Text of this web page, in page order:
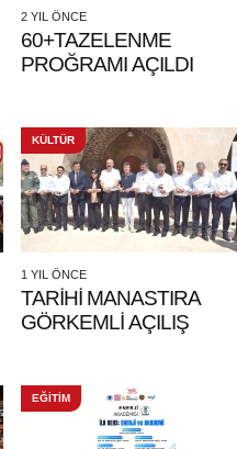
2 YIL ÖNCE
60+TAZELENME
PROĞRAMI AÇILDI
KÜLTÜR
1 YIL ÖNCE
TARİHİ MANASTIRA
GÖRKEMLİ AÇILIŞ
EĞİTİM